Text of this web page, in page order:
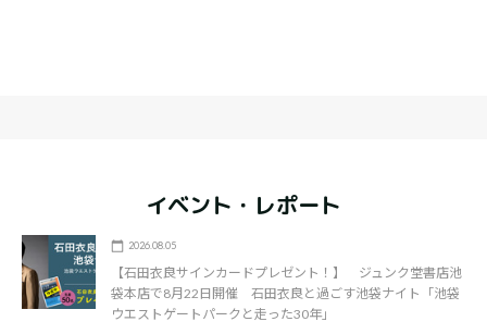
イベント・レポート
2026.08.05
【石田衣良サインカードプレゼント！】 ジュンク堂書店池
袋本店で8月22日開催 石田衣良と過ごす池袋ナイト「池袋
ウエストゲートパークと走った30年」